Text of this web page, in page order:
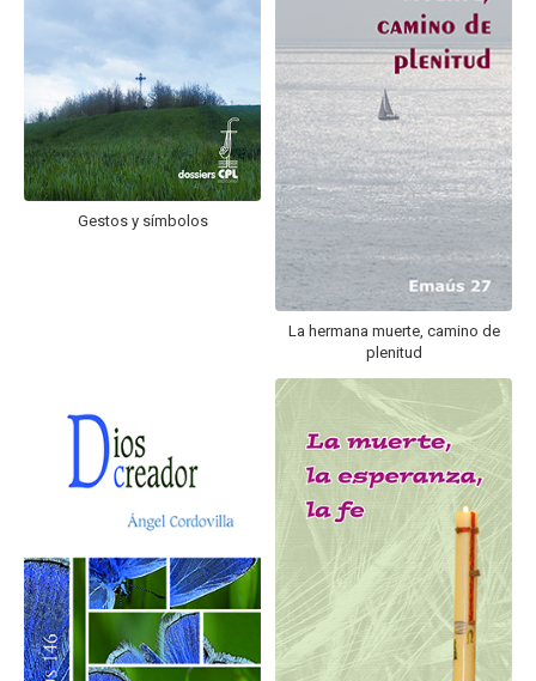
hijo
MI CUENTA
BUSCAR
Gestos y símbolos
La hermana muerte, camino de
plenitud